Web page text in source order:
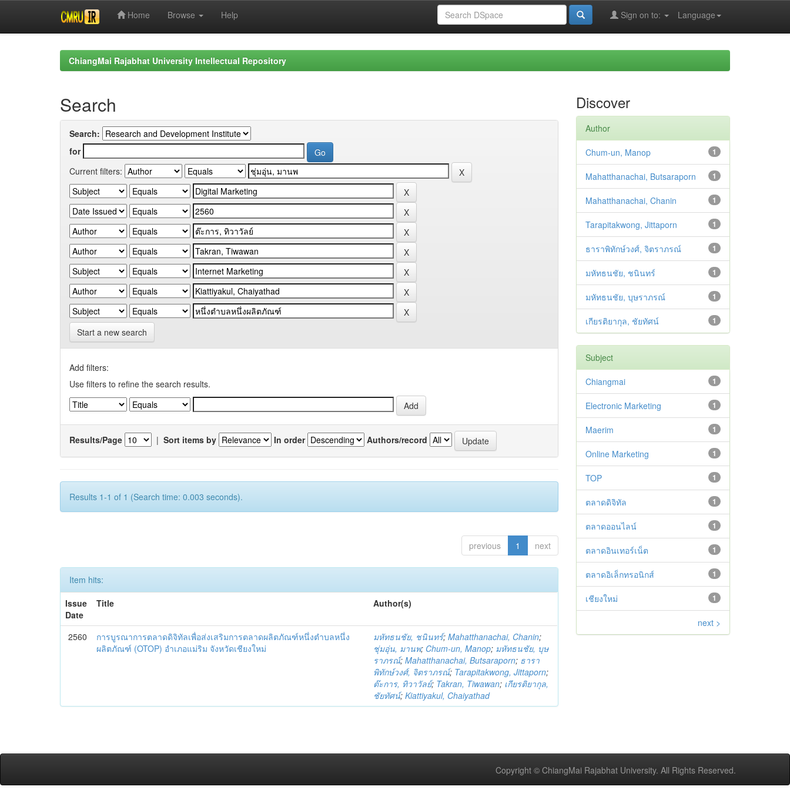
Home Browse Help Language
Sign on to:
ChiangMai Rajabhat University Intellectual Repository
Search
Search:
for
Current filters:
Start a new search
Add filters:
Use filters to refine the search results.
Results/Page | Sort items by In order Authors/record
Results 1-1 of 1 (Search time: 0.003 seconds).
previous 1 next
Item hits:
Issue
Date
Title Author(s)
2560
การบูรณาการตลาดดิจิทัลเพื่อส่งเสริมการตลาดผลิตภัณฑ์หนึ่งตำบลหนึ่ง
ผลิตภัณฑ์ (OTOP) อำเภอแม่ริม จังหวัดเชียงใหม่
มหัทธนชัย, ชนินทร์;Mahatthanachai, Chanin;
ชุ่มอุ่น, มานพ; Chum-un, Manop; มหัทธนชัย, บุษ
ราภรณ์;Mahatthanachai, Butsaraporn; ธารา
พิทักษ์วงศ์, จิตราภรณ์; Tarapitakwong, Jittaporn;
ต๊ะการ, ทิวาวัลย์; Takran, Tiwawan; เกียรติยากุล,
ชัยทัศน์;Kiattiyakul, Chaiyathad
Discover
Author
1
Chum-un, Manop
1
Mahatthanachai, Butsaraporn
1
Mahatthanachai, Chanin
1
Tarapitakwong, Jittaporn
1
ธาราพิทักษ์วงศ์, จิตราภรณ์
1
มหัทธนชัย, ชนินทร์
1
มหัทธนชัย, บุษราภรณ์
1
เกียรติยากุล, ชัยทัศน์
Subject
1
Chiangmai
1
Electronic Marketing
1
Maerim
1
Online Marketing
1
TOP
1
ตลาดดิจิทัล
1
ตลาดออนไลน์
1
ตลาดอินเทอร์เน็ต
1
ตลาดอิเล็กทรอนิกส์
1
เชียงใหม่
next >
Copyright © ChiangMai Rajabhat University. All Rights Reserved.